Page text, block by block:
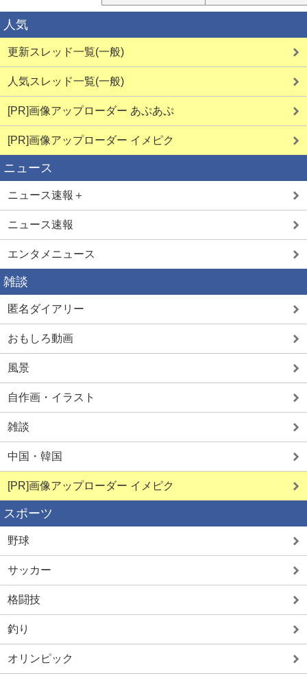
人気
更新スレッド一覧(一般)
人気スレッド一覧(一般)
[PR]画像アップローダー あぷあぷ
[PR]画像アップローダー イメピク
ニュース
ニュース速報＋
ニュース速報
エンタメニュース
雑談
匿名ダイアリー
おもしろ動画
風景
自作画・イラスト
雑談
中国・韓国
[PR]画像アップローダー イメピク
スポーツ
野球
サッカー
格闘技
釣り
オリンピック